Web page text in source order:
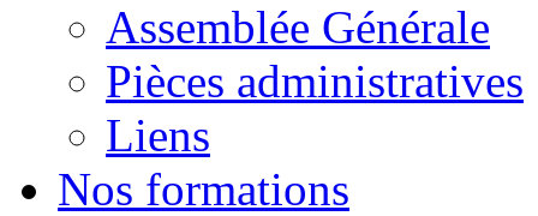
Assemblée Générale
Pièces administratives
Liens
Nos formations